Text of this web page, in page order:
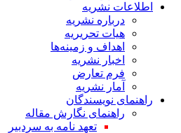
اطلاعات نشریه
درباره نشریه
هیات تحریریه
اهداف و زمینه‌ها
اخبار نشریه
فرم تعارض
آمار نشریه
راهنمای نویسندگان
راهنمای نگارش مقاله
تعهد نامه به سردبیر